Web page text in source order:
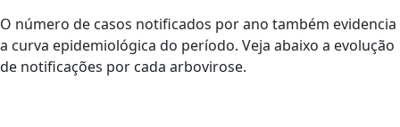
O número de casos notificados por ano também evidencia
a curva epidemiológica do período. Veja abaixo a evolução
de notificações por cada arbovirose.